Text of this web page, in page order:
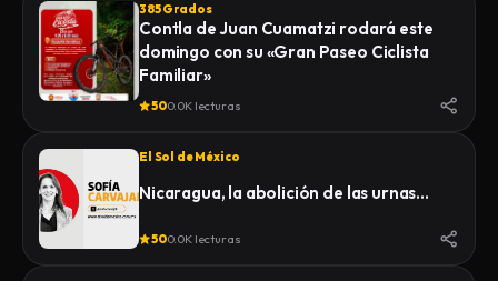
385 Grados
Contla de Juan Cuamatzi rodará este
domingo con su «Gran Paseo Ciclista
Familiar»
500.0K lecturas
El Sol de México
Nicaragua, la abolición de las urnas…
500.0K lecturas